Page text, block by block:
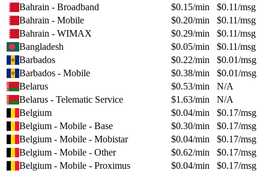
Bahrain - Broadband
$0.15/min $0.11/msg
Bahrain - Mobile
$0.20/min $0.11/msg
Bahrain - WIMAX
$0.29/min $0.11/msg
Bangladesh
$0.05/min $0.11/msg
Barbados
$0.22/min $0.01/msg
Barbados - Mobile
$0.38/min $0.01/msg
Belarus
$0.53/min
N/A
Belarus - Telematic Service
$1.63/min
N/A
Belgium
$0.04/min $0.17/msg
Belgium - Mobile - Base
$0.30/min $0.17/msg
Belgium - Mobile - Mobistar
$0.04/min $0.17/msg
Belgium - Mobile - Other
$0.62/min $0.17/msg
Belgium - Mobile - Proximus
$0.04/min $0.17/msg